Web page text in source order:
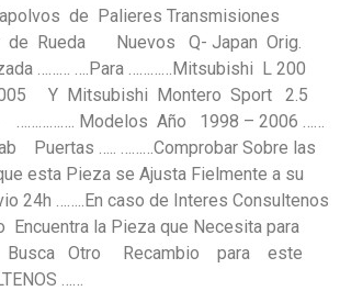
de Palieres Transmisiones
de Rueda Nuevos Q- Japan Orig.
……… ….Para …………Mitsubishi L 200
Y Mitsubishi Montero Sport 2.5
……………. Modelos Año 1998 – 2006 ……
Puertas ….. ………Comprobar Sobre las
esta Pieza se Ajusta Fielmente a su
24h ……..En caso de Interes Consultenos
la Pieza que Necesita para
Otro Recambio para este
……